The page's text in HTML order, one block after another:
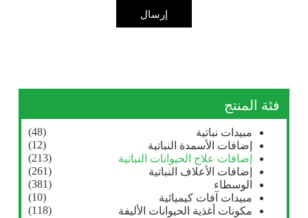
إرسال
فئة المنتج
مبيدات نباتية
(48)
إضافات الأسمدة النباتية
(12)
إضافات علاج الحيوانات النباتية
(213)
إضافات الأعلاف النباتية
(261)
الوسطاء
(381)
مبيدات آفات كيميائية
(10)
مكونات أغذية الحيوانات الأليفة
(118)